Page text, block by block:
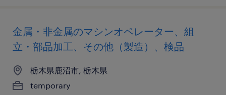
金属・非金属のマシンオペレーター、組
立・部品加工、その他（製造）、検品
栃木県鹿沼市, 栃木県
temporary